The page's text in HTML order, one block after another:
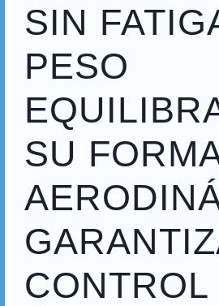
SIN
PESO
SU
CONTROL